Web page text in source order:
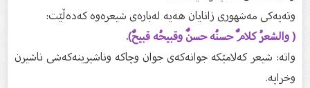
وتەیەکی مەشهوری زانایان هەیە لەبارەی شیعرەوە کەدەڵێت:
( والشعرُ كلامٌ حسنُه حسنٌ وقبيحُه قبيحٌ).
واتە: شیعر کەلامێکە جوانەکەی جوان وچاکە وناشیرینەکەشی ناشیرن
وخراپە.